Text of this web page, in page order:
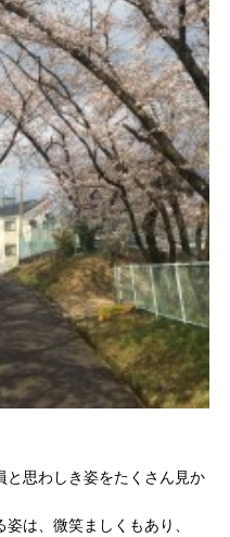
と思わしき姿をたくさん見か
は、微笑ましくもあり、